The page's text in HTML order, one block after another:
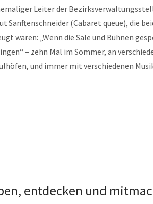
Leiter der
Sanftenschneider (Cabaret queue), die
waren: „Wenn die Säle und Bühnen
– zehn Mal im Sommer, an
und immer mit verschiedenen
entdecken und